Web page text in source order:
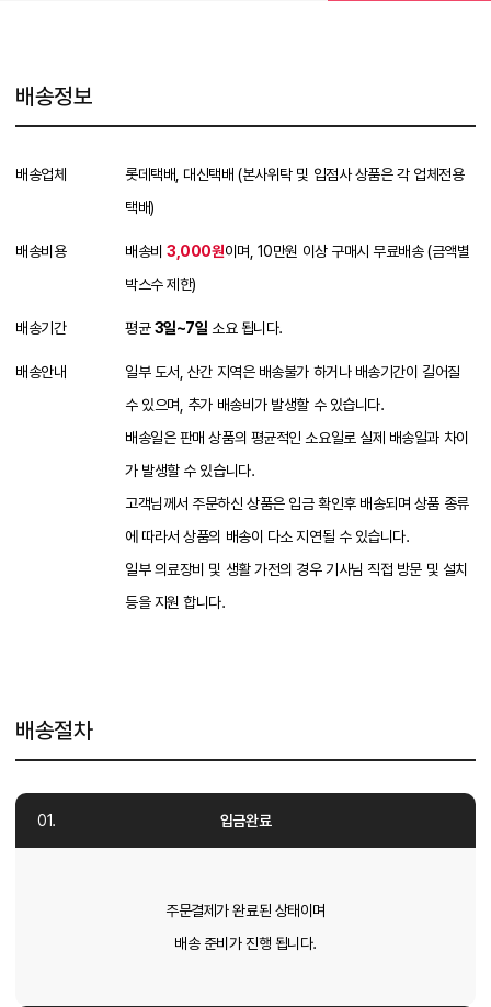
배송정보
배송업체
롯데택배, 대신택배 (본사위탁 및 입점사 상품은 각 업체전용
택배)
배송비용 배송비3,000원이며, 10만원 이상 구매시 무료배송 (금액별
박스수 제한)
배송기간 평균3일~7일 소요 됩니다.
배송안내
일부 도서, 산간 지역은 배송불가 하거나 배송기간이 길어질
수 있으며, 추가 배송비가 발생할 수 있습니다.
배송일은 판매 상품의 평균적인 소요일로 실제 배송일과 차이
가 발생할 수 있습니다.
고객님께서 주문하신 상품은 입금 확인후 배송되며 상품 종류
에 따라서 상품의 배송이 다소 지연될 수 있습니다.
일부 의료장비 및 생활 가전의 경우 기사님 직접 방문 및 설치
등을 지원 합니다.
배송절차
입금완료
주문결제가 완료된 상태이며
배송 준비가 진행 됩니다.